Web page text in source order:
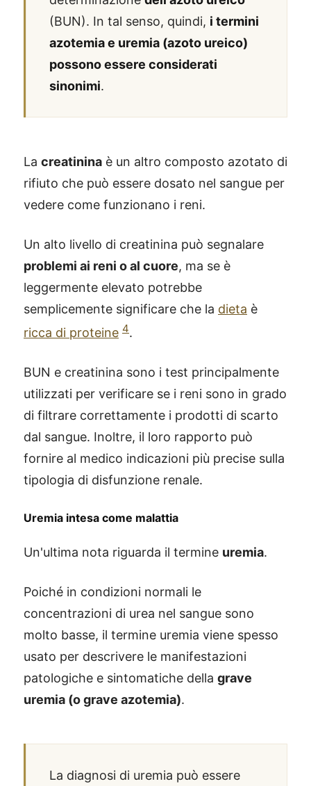
(BUN). In tal senso, quindi, i termini
azotemia e uremia (azoto ureico)
possono essere considerati
sinonimi.
La creatinina è un altro composto azotato di
rifiuto che può essere dosato nel sangue per
vedere come funzionano i reni.
Un alto livello di creatinina può segnalare
problemi ai reni o al cuore, ma se è
leggermente elevato potrebbe
semplicemente significare che la dieta è
ricca di proteine 4.
BUN e creatinina sono i test principalmente
utilizzati per verificare se i reni sono in grado
di filtrare correttamente i prodotti di scarto
dal sangue. Inoltre, il loro rapporto può
fornire al medico indicazioni più precise sulla
tipologia di disfunzione renale.
Uremia intesa come malattia
Un'ultima nota riguarda il termine uremia.
Poiché in condizioni normali le
concentrazioni di urea nel sangue sono
molto basse, il termine uremia viene spesso
usato per descrivere le manifestazioni
patologiche e sintomatiche della grave
uremia (o grave azotemia).
La diagnosi di uremia può essere